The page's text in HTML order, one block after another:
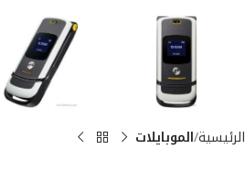
الرئيسية الموبايلات